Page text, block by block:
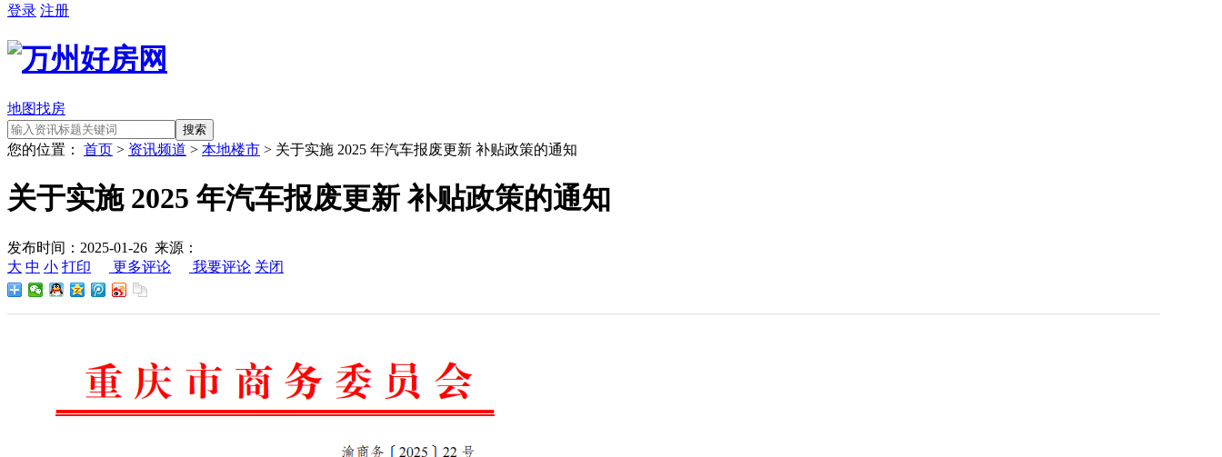
登录 注册
地图找房
您的位置： 首页 > 资讯频道 > 本地楼市 > 关于实施 2025 年汽车报废更新 补贴政策的通知
关于实施 2025 年汽车报废更新 补贴政策的通知
发布时间：2025-01-26 来源：
大 中 小 打印 更多评论 我要评论 关闭